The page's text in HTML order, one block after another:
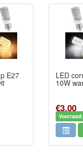
E27 LED
10W
€3,00